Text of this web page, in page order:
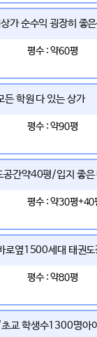
가 순수익 굉장히 좋
평수 : 약60평
학원 다 있는 상가
평수 : 약90평
공간약40평/입지 좋은
평수 : 약30평+40
로옆1500세대 태권도
평수 : 약80평
교 학생수1300명아